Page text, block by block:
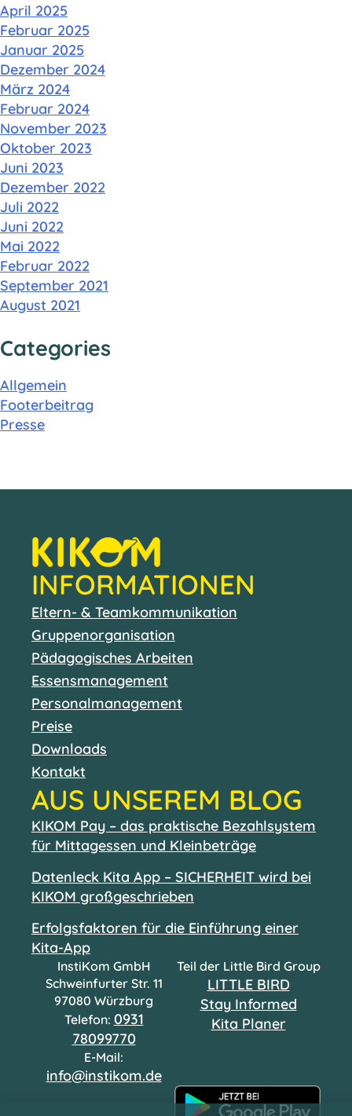
April 2025
Februar 2025
Januar 2025
Dezember 2024
März 2024
Februar 2024
November 2023
Oktober 2023
Juni 2023
Dezember 2022
Juli 2022
Juni 2022
Mai 2022
Februar 2022
September 2021
August 2021
Categories
Allgemein
Footerbeitrag
Presse
InstiKom GmbH
Schweinfurter Str. 11
97080 Würzburg
Telefon: 0931
78099770
E-Mail:
info@instikom.de
Teil der Little Bird Group
LITTLE BIRD
Stay Informed
Kita Planer
INFORMATIONEN
Eltern- & Teamkommunikation
Gruppenorganisation
Pädagogisches Arbeiten
Essensmanagement
Personalmanagement
Preise
Downloads
Kontakt
AUS UNSEREM BLOG
KIKOM Pay – das praktische Bezahlsystem
für Mittagessen und Kleinbeträge
Datenleck Kita App – SICHERHEIT wird bei
KIKOM großgeschrieben
Erfolgsfaktoren für die Einführung einer
Kita-App